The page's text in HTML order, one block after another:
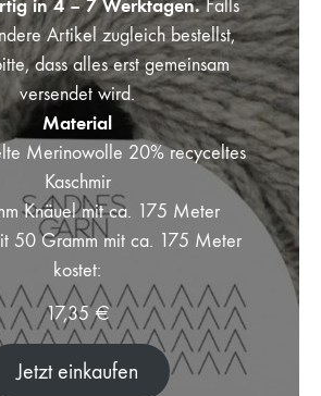
in 4 – 7 Werktagen.Falls
Artikel zugleich bestellst,
dass alles erst gemeinsam
versendet wird.
Material
Merinowolle 20% recyceltes
Kaschmir
Knäuel mit ca. 175 Meter
50 Gramm mit ca. 175 Meter
kostet:
17,35€
Jetzt einkaufen